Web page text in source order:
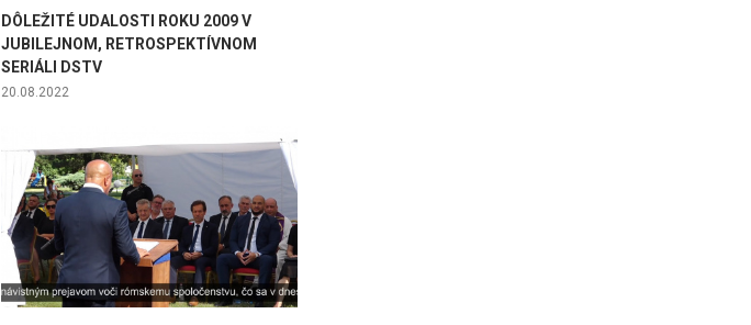
DÔLEŽITÉ UDALOSTI ROKU 2009 V
JUBILEJNOM, RETROSPEKTÍVNOM
SERIÁLI DSTV
20.08.2022